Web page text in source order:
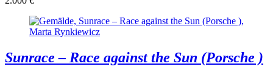
Sunrace – Race against the Sun (Porsche )